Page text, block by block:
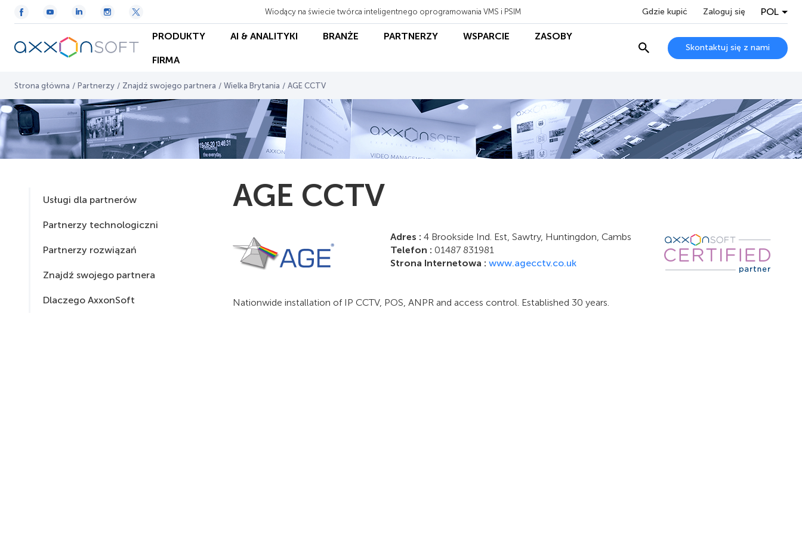
Wiodący na świecie twórca inteligentnego oprogramowania VMS i PSIM Gdzie kupić Zaloguj się POL
PRODUKTY AI & ANALITYKI BRANŻE PARTNERZY WSPARCIE ZASOBY
FIRMA
Skontaktuj się z nami
Strona główna / Partnerzy / Znajdź swojego partnera / Wielka Brytania / AGE CCTV
Usługi dla partnerów
Partnerzy technologiczni
Partnerzy rozwiązań
Znajdź swojego partnera
Dlaczego AxxonSoft
AGE CCTV
Adres : 4 Brookside Ind. Est, Sawtry, Huntingdon, Cambs
Telefon : 01487 831981
Strona Internetowa : www.agecctv.co.uk
Nationwide installation of IP CCTV, POS, ANPR and access control. Established 30 years.